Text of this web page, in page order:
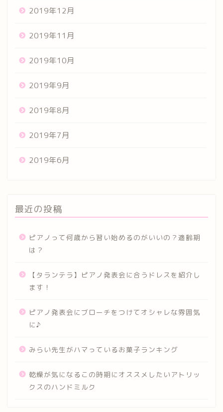
2019年12月
2019年11月
2019年10月
2019年9月
2019年8月
2019年7月
2019年6月
最近の投稿
ピアノって何歳から習い始めるのがいいの？適齢期
は？
【タランテラ】ピアノ発表会に合うドレスを紹介し
ます！
ピアノ発表会にブローチをつけてオシャレな雰囲気
に♪
みらい先生がハマっているお菓子ランキング
乾燥が気になるこの時期にオススメしたいアトリッ
クスのハンドミルク